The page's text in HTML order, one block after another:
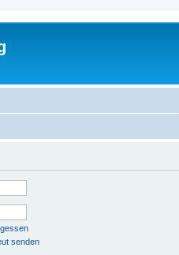
senden